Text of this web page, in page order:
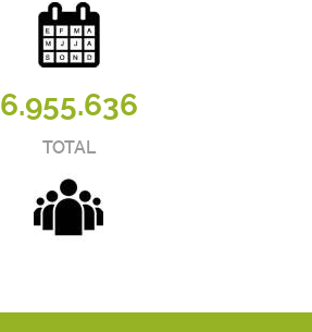
6.955.636
TOTAL